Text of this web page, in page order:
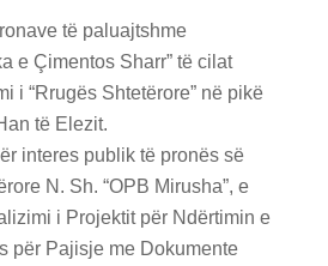
të paluajtshme
e Çimentos Sharr” të cilat
i “Rrugës Shtetërore” në pikë
të Elezit.
interes publik të pronës së
N. Sh. “OPB Mirusha”, e
i Projektit për Ndërtimin e
për Pajisje me Dokumente